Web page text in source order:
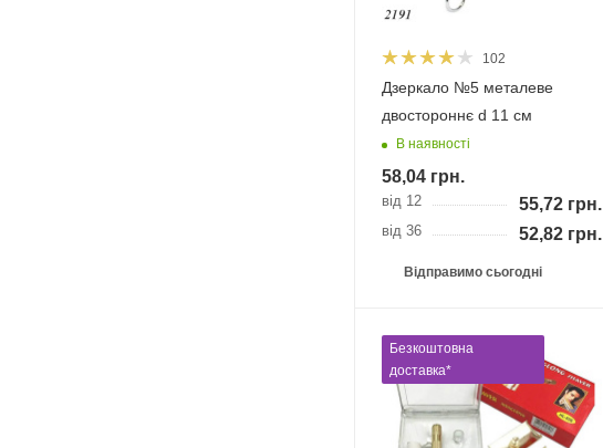
102
Дзеркало №5 металеве
двостороннє d 11 см
В наявності
58,04 грн.
від 12 55,72 грн.
від 36 52,82 грн.
Відправимо сьогодні
Безкоштовна
доставка*